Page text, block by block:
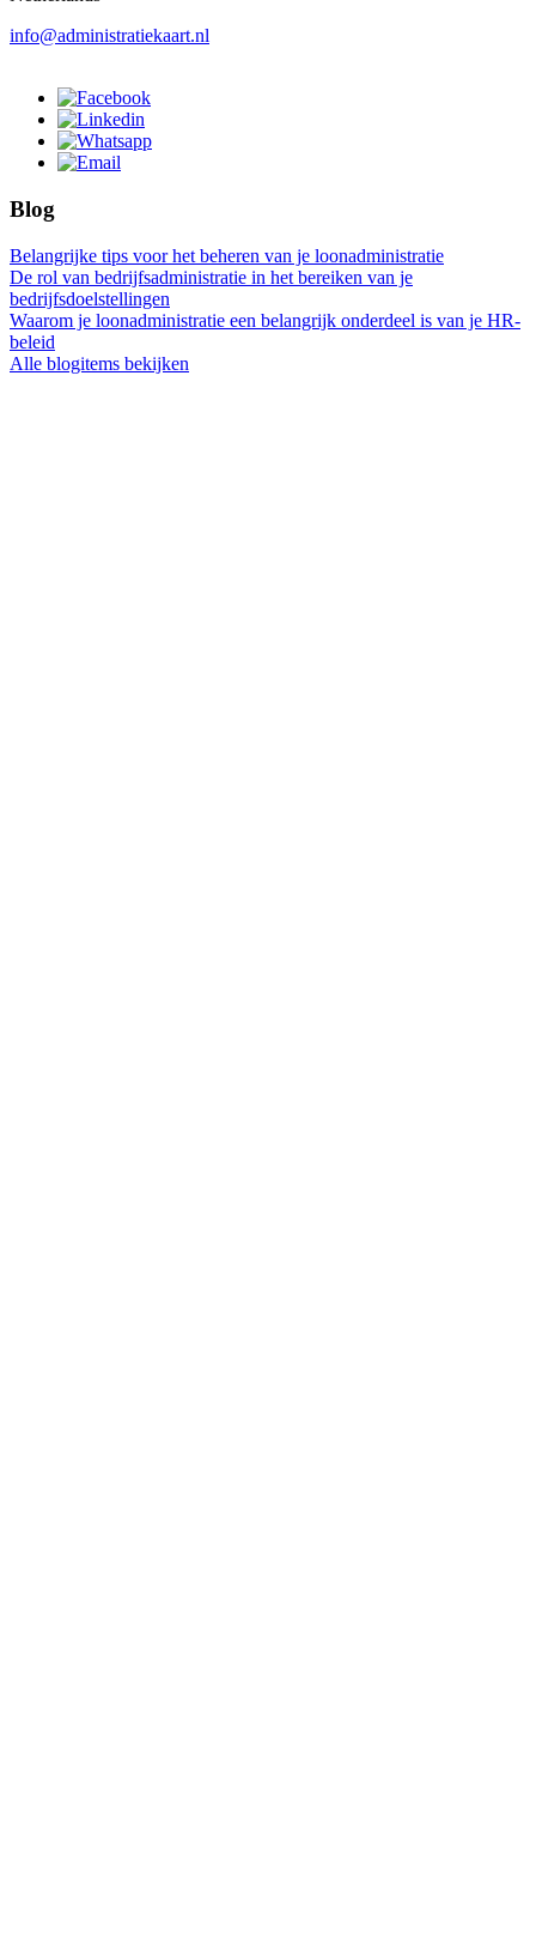
info@administratiekaart.nl
Blog
Belangrijke tips voor het beheren van je loonadministratie
De rol van bedrijfsadministratie in het bereiken van je
bedrijfsdoelstellingen
Waarom je loonadministratie een belangrijk onderdeel is van je HR-
beleid
Alle blogitems bekijken